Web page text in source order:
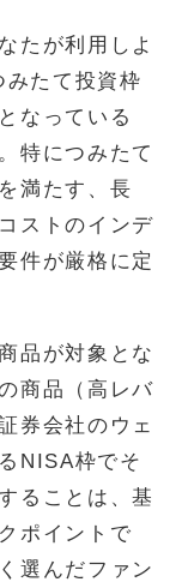
たが利用しよ
みたて投資枠
なっている
特につみたて
満たす、長
ストのインデ
件が厳格に定
品が対象とな
商品（高レバ
券会社のウェ
NISA枠でそ
ることは、基
ポイントで
選んだファン